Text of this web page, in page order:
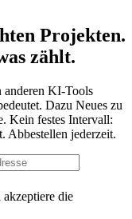
Projekten.
zählt.
anderen KI-Tools
Dazu Neues zu
Kein festes Intervall:
Abbestellen jederzeit.
die